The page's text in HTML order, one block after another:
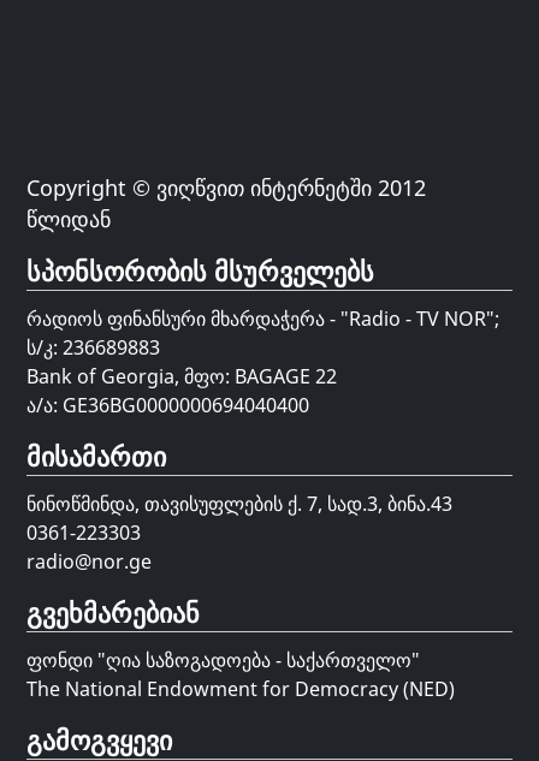
Copyright © ვიღწვით ინტერნეტში 2012
წლიდან
სპონსორობის მსურველებს
რადიოს ფინანსური მხარდაჭერა - "Radio - TV NOR";
ს/კ: 236689883
Bank of Georgia, მფო: BAGAGE 22
ა/ა: GE36BG0000000694040400
მისამართი
ნინოწმინდა, თავისუფლების ქ. 7, სად.3, ბინა.43
0361-223303
radio@nor.ge
გვეხმარებიან
ფონდი "ღია საზოგადოება - საქართველო"
The National Endowment for Democracy (NED)
გამოგვყევი